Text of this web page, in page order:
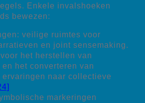
Enkele invalshoeken
bewezen:
veilige ruimtes voor
en joint sensemaking.
het herstellen van
het converteren van
naar collectieve
markeringen